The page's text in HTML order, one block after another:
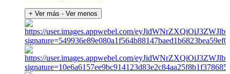
+ Ver más - Ver menos